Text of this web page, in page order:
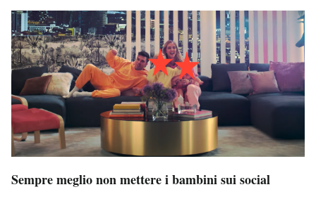
Sempre meglio non mettere i bambini sui social